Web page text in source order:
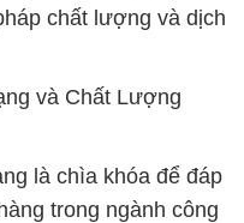
chất lượng và dịch
và Chất Lượng
là chìa khóa để đáp
trong ngành công